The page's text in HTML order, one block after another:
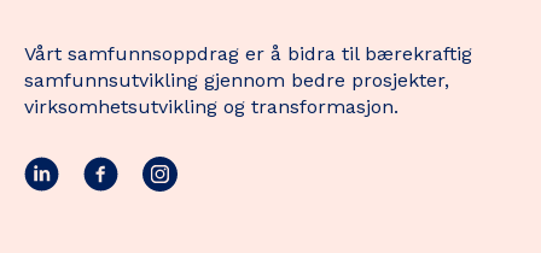
Vårt samfunnsoppdrag er å bidra til bærekraftig
samfunnsutvikling gjennom bedre prosjekter,
virksomhetsutvikling og transformasjon.